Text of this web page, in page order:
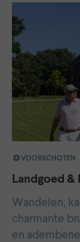
VOORSCHOTEN
Landgoed
Wandelen,
charmante
en